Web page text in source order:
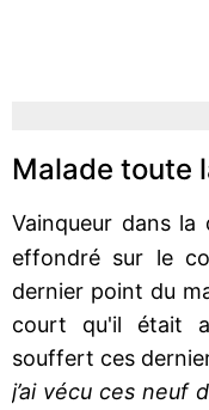
Malade toute
Vainqueur dans la
effondré sur le
dernier point du
court qu'il était
souffert ces
j’ai vécu ces neuf